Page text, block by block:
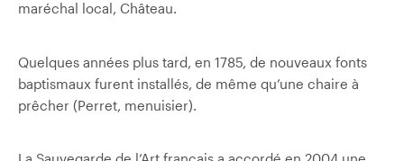
maréchal local, Château.
Quelques années plus tard, en 1785, de nouveaux fonts
baptismaux furent installés, de même qu’une chaire à
prêcher (Perret, menuisier).